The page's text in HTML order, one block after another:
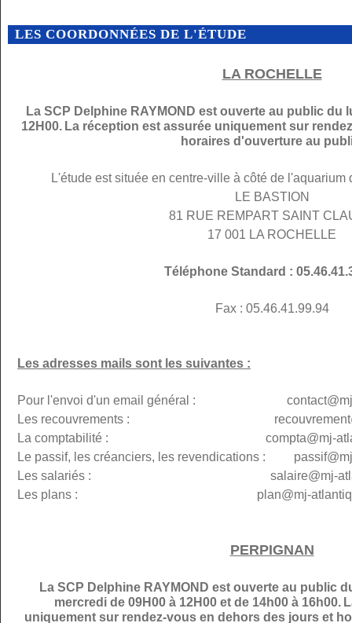
LES COORDONNÉES DE L'ÉTUDE
LA ROCHELLE
La SCP Delphine RAYMOND est ouverte au public du
12H00. La réception est assurée uniquement sur
horaires d'ouverture au
L'étude est située en centre-ville à côté de l'aquarium
LE BASTION
81 RUE REMPART SAINT
17 001 LA ROCHELLE
Téléphone Standard :
Fax : 05.46.41.99.94
Les adresses mails sont les suivantes :
Pour l'envoi d'un email général : contact@mj-
Les recouvrements :
La comptabilité : compta@mj-
Le passif, les créanciers, les revendications : passif@
Les salariés : salaire@mj-
Les plans :
plan@mj-
PERPIGNAN
La SCP Delphine RAYMOND est ouverte au public
mercredi de 09H00 à 12H00 et de 14h00 à 16h00.
uniquement sur rendez-vous en dehors des jours et